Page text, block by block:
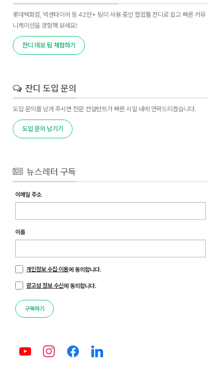
롯데백화점, 넥센타이어 등 42만+ 팀이 사용 중인 협업툴 잔디로 쉽고 빠른 커뮤
니케이션을 경험해 보세요!
잔디 데모 팀 체험하기
잔디 도입 문의
도입 문의를 남겨 주시면 전문 컨설턴트가 빠른 시일 내에 연락드리겠습니다.
도입 문의 남기기
뉴스레터 구독
이메일 주소
이름
개인정보 수집·이용에 동의합니다.
광고성 정보 수신에 동의합니다.
구독하기